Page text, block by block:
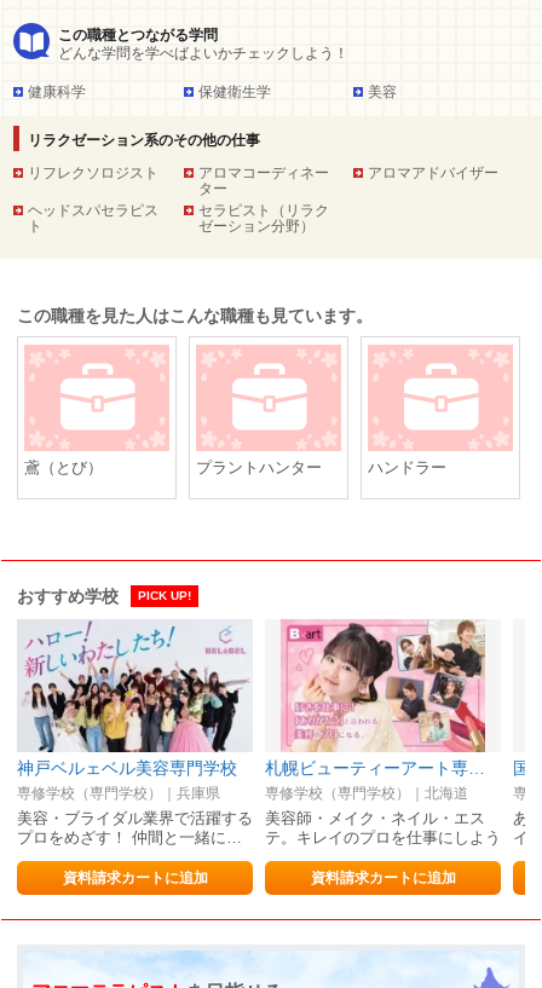
この職種とつながる学問
どんな学問を学べばよいかチェックしよう！
健康科学 保健衛生学 美容
リラクゼーション系のその他の仕事
リフレクソロジスト
アロマコーディネー
ター
アロマアドバイザー
ヘッドスパセラピス
ト
セラピスト（リラク
ゼーション分野）
この職種を見た人はこんな職種も見ています。
鳶（とび） プラントハンター ハンドラー
おすすめ学校 PICK UP!
神戸ベルェベル美容専門学校
専修学校（専門学校）｜兵庫県
美容・ブライダル業界で活躍する
プロをめざす！ 仲間と一緒に…
資料請求カートに追加
専修学校（専門学校）｜北海道
美容師・メイク・ネイル・エス
テ。キレイのプロを仕事にしよう
資料請求カートに追加
専
あ
イ